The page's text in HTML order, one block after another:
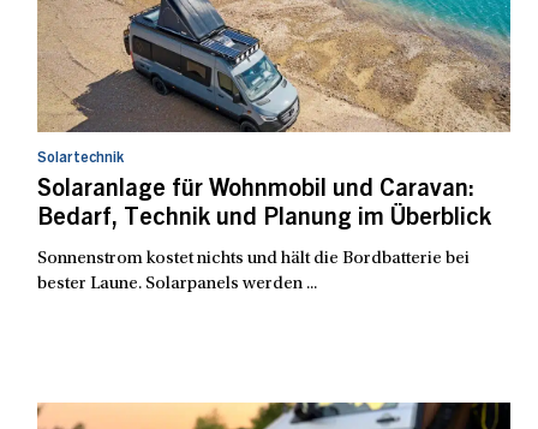
Solartechnik
Solaranlage für Wohnmobil und Caravan:
Bedarf, Technik und Planung im Überblick
Sonnenstrom kostet nichts und hält die Bordbatterie bei
bester Laune. Solarpanels werden ...